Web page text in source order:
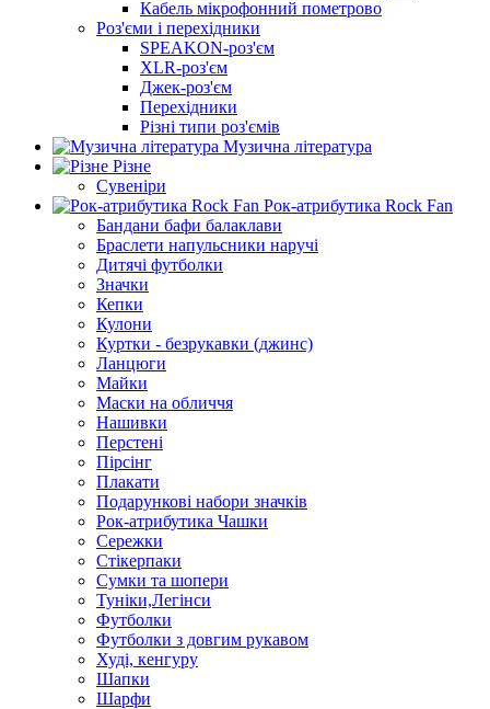
Кабель мікрофонний пометрово
Роз'єми і перехідники
SPEAKON-роз'єм
XLR-роз'єм
Джек-роз'єм
Перехідники
Різні типи роз'ємів
Музична література
Різне
Сувеніри
Рок-атрибутика Rock Fan
Бандани бафи балаклави
Браслети напульсники наручі
Дитячі футболки
Значки
Кепки
Кулони
Куртки - безрукавки (джинс)
Ланцюги
Майки
Маски на обличчя
Нашивки
Перстені
Пірсінг
Плакати
Подарункові набори значків
Рок-атрибутика Чашки
Сережки
Стікерпаки
Сумки та шопери
Туніки,Легінси
Футболки
Футболки з довгим рукавом
Худі, кенгуру
Шапки
Шарфи